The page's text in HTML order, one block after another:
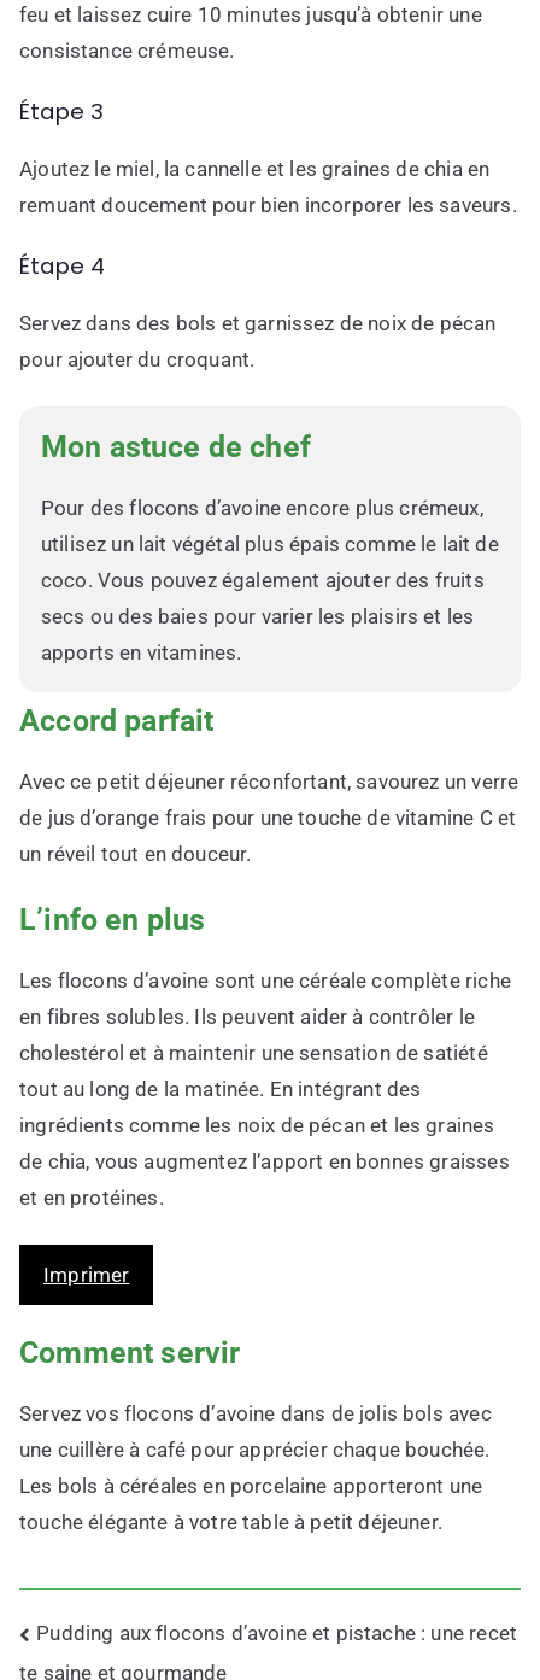
feu et laissez cuire 10 minutes jusqu’à obtenir une
consistance crémeuse.
Étape 3
Ajoutez le miel, la cannelle et les graines de chia en
remuant doucement pour bien incorporer les saveurs.
Étape 4
Servez dans des bols et garnissez de noix de pécan
pour ajouter du croquant.
Mon astuce de chef
Pour des flocons d’avoine encore plus crémeux,
utilisez un lait végétal plus épais comme le lait de
coco. Vous pouvez également ajouter des fruits
secs ou des baies pour varier les plaisirs et les
apports en vitamines.
Accord parfait
Avec ce petit déjeuner réconfortant, savourez un verre
de jus d’orange frais pour une touche de vitamine C et
un réveil tout en douceur.
L’info en plus
Les flocons d’avoine sont une céréale complète riche
en fibres solubles. Ils peuvent aider à contrôler le
cholestérol et à maintenir une sensation de satiété
tout au long de la matinée. En intégrant des
ingrédients comme les noix de pécan et les graines
de chia, vous augmentez l’apport en bonnes graisses
et en protéines.
Imprimer
Comment servir
Servez vos flocons d’avoine dans de jolis bols avec
une cuillère à café pour apprécier chaque bouchée.
Les bols à céréales en porcelaine apporteront une
touche élégante à votre table à petit déjeuner.
Navigation
de
Pudding aux flocons d’avoine et pistache : une recet
te saine et gourmande